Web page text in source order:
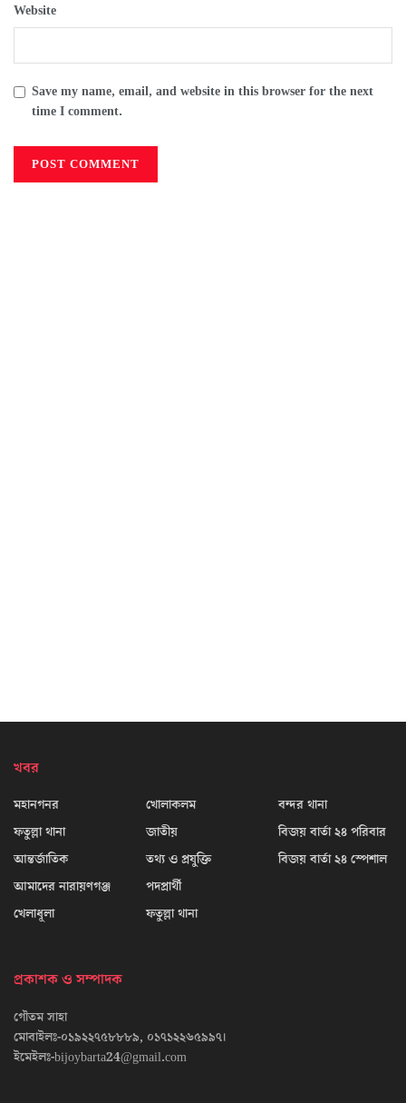
Website
Save my name, email, and website in this browser for the next
time I comment.
খবর
মহানগনর
ফতুল্লা থানা
আন্তর্জাতিক
আমাদের নারায়ণগঞ্জ
খেলাধূলা
খোলাকলম
জাতীয়
তথ্য ও প্রযুক্তি
পদপ্রার্থী
ফতুল্লা থানা
বন্দর থানা
বিজয় বার্তা ২৪ পরিবার
বিজয় বার্তা ২৪ স্পেশাল
প্রকাশক ও সম্পাদক
গৌতম সাহা
মোবাইলঃ-০১৯২২৭৫৮৮৮৯, ০১৭১২২৬৫৯৯৭।
ইমেইলঃ-bijoybarta24@gmail.com